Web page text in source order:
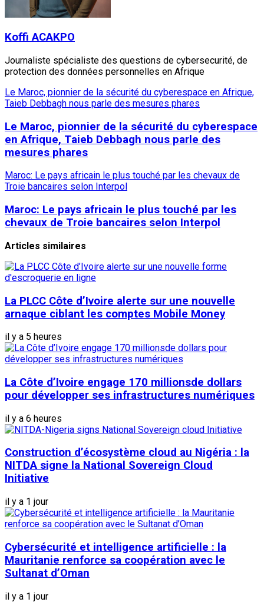
Koffi ACAKPO
Journaliste spécialiste des questions de cybersecurité, de
protection des données personnelles en Afrique
Le Maroc, pionnier de la sécurité du cyberespace en Afrique,
Taieb Debbagh nous parle des mesures phares
Le Maroc, pionnier de la sécurité du cyberespace
en Afrique, Taieb Debbagh nous parle des
mesures phares
Maroc: Le pays africain le plus touché par les chevaux de
Troie bancaires selon Interpol
Maroc: Le pays africain le plus touché par les
chevaux de Troie bancaires selon Interpol
Articles similaires
La PLCC Côte d’Ivoire alerte sur une nouvelle
arnaque ciblant les comptes Mobile Money
il y a 5 heures
La Côte d’Ivoire engage 170 millionsde dollars
pour développer ses infrastructures numériques
il y a 6 heures
Construction d’écosystème cloud au Nigéria : la
NITDA signe la National Sovereign Cloud
Initiative
il y a 1 jour
Cybersécurité et intelligence artificielle : la
Mauritanie renforce sa coopération avec le
Sultanat d’Oman
il y a 1 jour